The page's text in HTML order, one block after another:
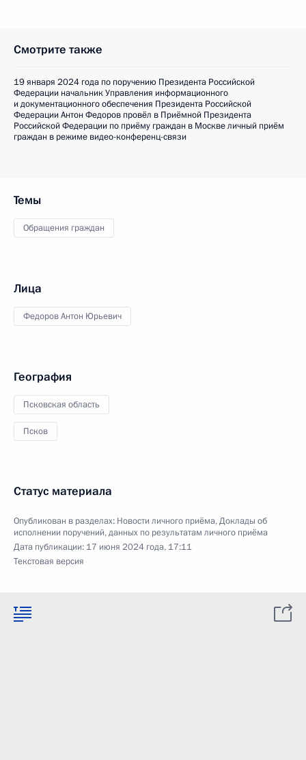
Смотрите также
19 января 2024 года по поручению Президента Российской
Федерации начальник Управления информационного
и документационного обеспечения Президента Российской
Федерации Антон Федоров провёл в Приёмной Президента
Российской Федерации по приёму граждан в Москве личный приём
граждан в режиме видео-конференц-связи
Темы
Обращения граждан
Лица
Федоров Антон Юрьевич
География
Псковская область
Псков
Статус материала
Опубликован в разделах: Новости личного приёма,Доклады об
исполнении поручений, данных по результатам личного приёма
Дата публикации: 17 июня 2024 года, 17:11
Текстовая версия